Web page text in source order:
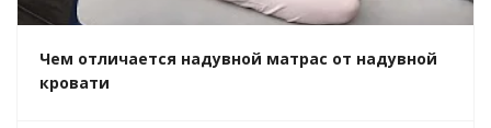
Чем отличается надувной матрас от надувной
кровати